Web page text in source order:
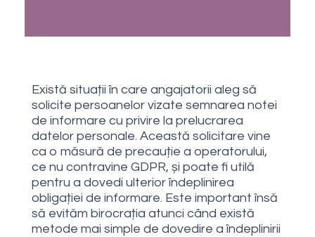
Există situații în care angajatorii aleg să
solicite persoanelor vizate semnarea notei
de informare cu privire la prelucrarea
datelor personale. Această solicitare vine
ca o măsură de precauție a operatorului,
ce nu contravine GDPR, și poate fi utilă
pentru a dovedi ulterior îndeplinirea
obligației de informare. Este important însă
să evităm birocrația atunci când există
metode mai simple de dovedire a îndeplinirii